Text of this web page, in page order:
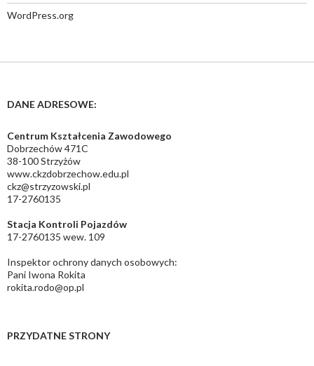
WordPress.org
DANE ADRESOWE:
Centrum Kształcenia Zawodowego
Dobrzechów 471C
38-100 Strzyżów
www.ckzdobrzechow.edu.pl
ckz@strzyzowski.pl
17-2760135
Stacja Kontroli Pojazdów
17-2760135 wew. 109
Inspektor ochrony danych osobowych:
Pani Iwona Rokita
rokita.rodo@op.pl
PRZYDATNE STRONY